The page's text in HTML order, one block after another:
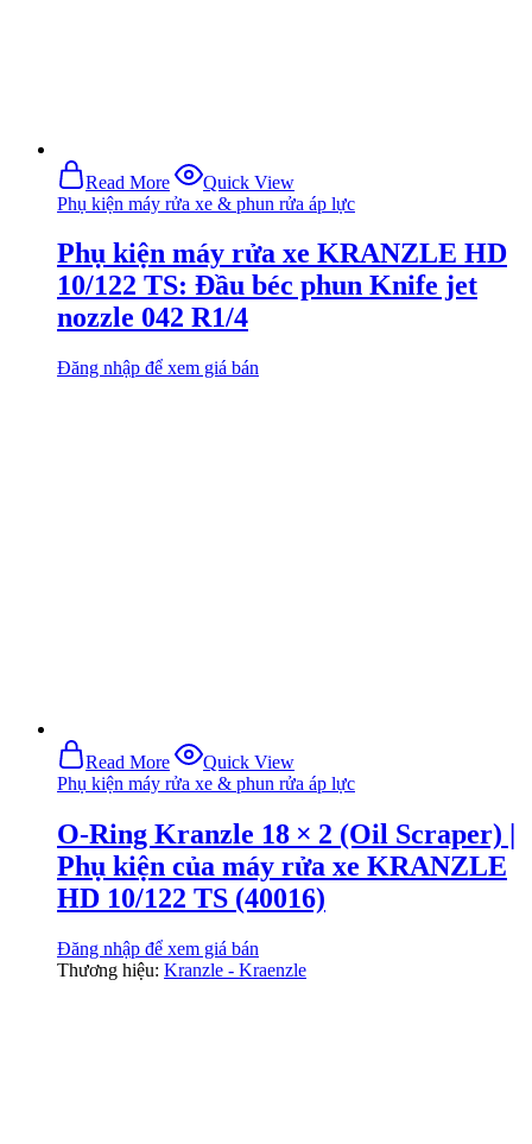
Read More
Quick View
Phụ kiện máy rửa xe & phun rửa áp lực
Phụ kiện máy rửa xe KRANZLE HD
10/122 TS: Đầu béc phun Knife jet
nozzle 042 R1/4
Đăng nhập để xem giá bán
Read More
Quick View
Phụ kiện máy rửa xe & phun rửa áp lực
O‑Ring Kranzle 18 × 2 (Oil Scraper) |
Phụ kiện của máy rửa xe KRANZLE
HD 10/122 TS (40016)
Đăng nhập để xem giá bán
Thương hiệu: Kranzle - Kraenzle